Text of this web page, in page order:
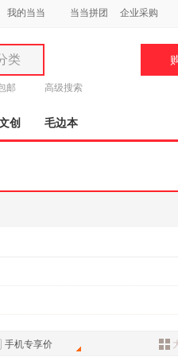
我的当当 当当拼团 企业采购
类
邮 高级搜索
创 毛边本
手机专享价